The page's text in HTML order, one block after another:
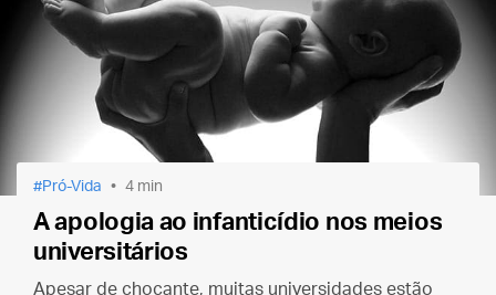
Pró-Vida 4 min
A apologia ao infanticídio nos meios
universitários
Apesar de chocante, muitas universidades estão